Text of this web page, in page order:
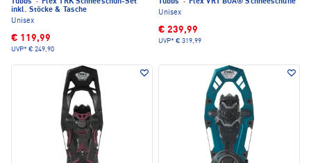
Tubbs · Flex TRK Schneeschuh-Set
inkl. Stöcke & Tasche
Unisex
€ 119,99
UVP* € 249,90
Tubbs · Flex VRT BOA® Schneeschuhe
Unisex
€ 239,99
UVP* € 319,99